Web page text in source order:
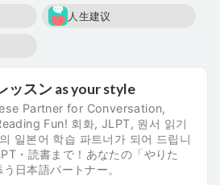
人生建议
ッスン as your style
Partner for Conversation,
Fun! 회화, JLPT, 원서 읽기
일본어 학습 파트너가 되어 드립니
・読書まで！あなたの「やりた
日本語パートナー。